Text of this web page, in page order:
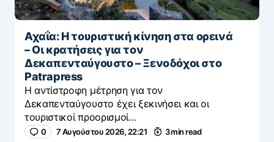
Αχαΐα: Η τουριστική κίνηση στα ορεινά
– Οι κρατήσεις για τον
Δεκαπενταύγουστο – Ξενοδόχοι στο
Patrapress
Η αντίστροφη μέτρηση για τον
Δεκαπενταύγουστο έχει ξεκινήσει και οι
τουριστικοί προορισμοί…
0 7 Αυγούστου 2026, 22:21 3 min read